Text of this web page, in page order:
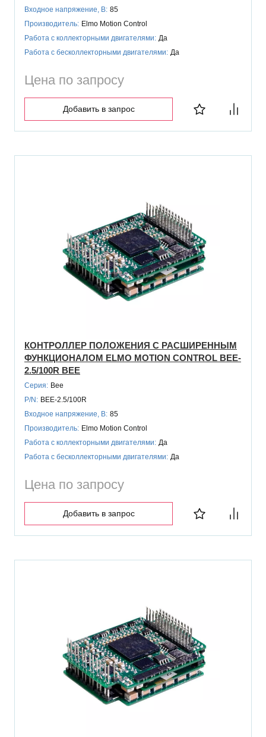
Входное напряжение, В: 85
Производитель: Elmo Motion Control
Работа с коллекторными двигателями: Да
Работа с бесколлекторными двигателями: Да
Цена по запросу
Добавить в запрос
КОНТРОЛЛЕР ПОЛОЖЕНИЯ С РАСШИРЕННЫМ
ФУНКЦИОНАЛОМ ELMO MOTION CONTROL BEE-
2.5/100R BEE
Серия: Bee
P/N: BEE-2.5/100R
Входное напряжение, В: 85
Производитель: Elmo Motion Control
Работа с коллекторными двигателями: Да
Работа с бесколлекторными двигателями: Да
Цена по запросу
Добавить в запрос